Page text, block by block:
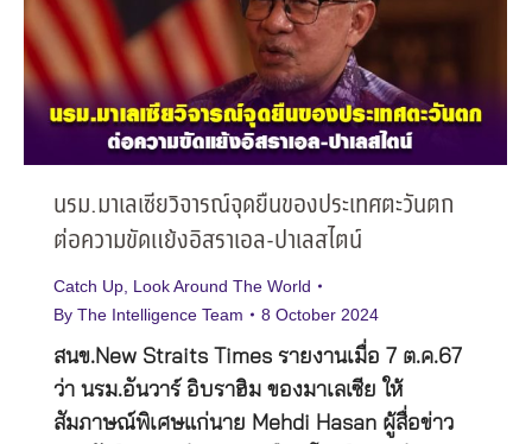
นรม.มาเลเซียวิจารณ์จุดยืนของประเทศตะวันตก
ต่อความขัดแย้งอิสราเอล-ปาเลสไตน์
Catch Up Look Around The World
By The Intelligence Team 8 October 2024
สนข.New Straits Times รายงานเมื่อ 7 ต.ค.67
ว่า นรม.อันวาร์ อิบราฮิม ของมาเลเซีย ให้
สัมภาษณ์พิเศษแก่นาย Mehdi Hasan ผู้สื่อข่าว